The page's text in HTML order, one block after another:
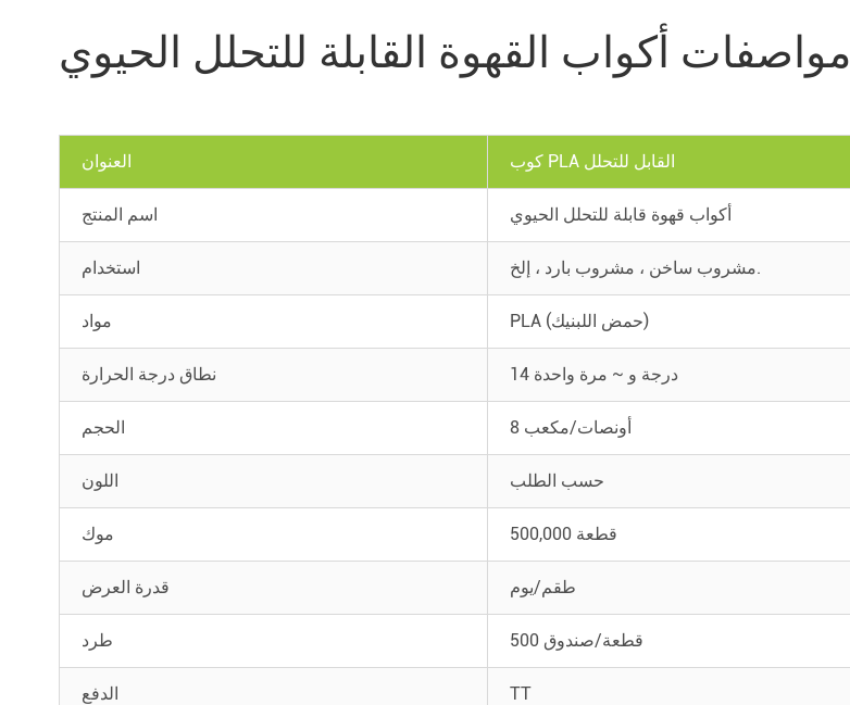
مواصفات أكواب القهوة القابلة للتحلل الحيوي
العنوان كوب PLA القابل للتحلل
اسم المنتج أكواب قهوة قابلة للتحلل الحيوي
استخدام مشروب ساخن ، مشروب بارد ، إلخ.
مواد PLA (حمض اللبنيك)
نطاق درجة الحرارة 14 درجة و ~ مرة واحدة
الحجم 8 أونصات/مكعب
اللون حسب الطلب
موك 500,000 قطعة
قدرة العرض طقم/يوم
طرد 500 قطعة/صندوق
الدفع TT